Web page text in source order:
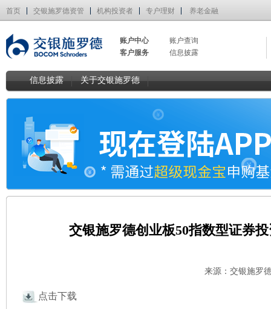
首页 交银施罗德资管 机构投资者 专户理财 养老金融
账户中心
账户查询
客户服务
信息披露
信息披露 关于交银施罗德
交银施罗德创业板50指数型证券
来源：交银施罗
点击下载